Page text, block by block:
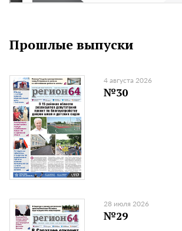
Прошлые выпуски
4 августа 2026
№30
28 июля 2026
№29